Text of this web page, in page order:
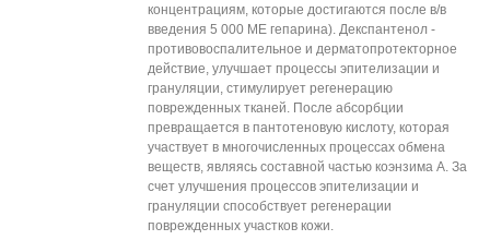
концентрациям, которые достигаются после в/в
введения 5 000 МЕ гепарина). Декспантенол -
противовоспалительное и дерматопротекторное
действие, улучшает процессы эпителизации и
грануляции, стимулирует регенерацию
поврежденных тканей. После абсорбции
превращается в пантотеновую кислоту, которая
участвует в многочисленных процессах обмена
веществ, являясь составной частью коэнзима А. За
счет улучшения процессов эпителизации и
грануляции способствует регенерации
поврежденных участков кожи.